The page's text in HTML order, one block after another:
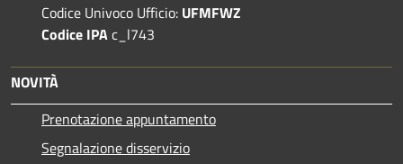
Codice Univoco Ufficio: UFMFWZ
Codice IPAc_l743
NOVITÀ
Prenotazione appuntamento
Segnalazione disservizio